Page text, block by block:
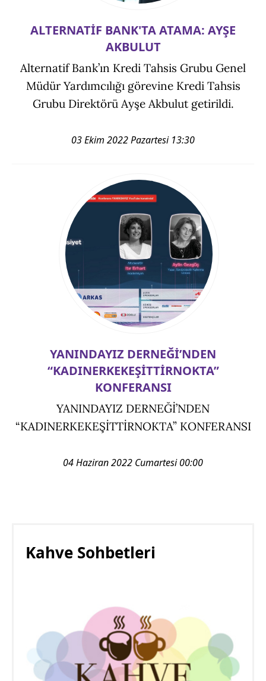
ALTERNATİF BANK'TA ATAMA: AYŞE
AKBULUT
Alternatif Bank’ın Kredi Tahsis Grubu Genel
Müdür Yardımcılığı görevine Kredi Tahsis
Grubu Direktörü Ayşe Akbulut getirildi.
03 Ekim 2022 Pazartesi 13:30
YANINDAYIZ DERNEĞİ’NDEN
“KADINERKEKEŞİTTİRNOKTA”
KONFERANSI
YANINDAYIZ DERNEĞİ’NDEN
“KADINERKEKEŞİTTİRNOKTA” KONFERANSI
04 Haziran 2022 Cumartesi 00:00
Kahve Sohbetleri